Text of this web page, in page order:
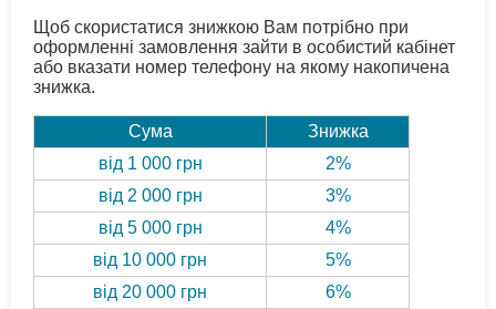
Щоб скористатися знижкою Вам потрібно при
оформленні замовлення зайти в особистий кабінет
або вказати номер телефону на якому накопичена
знижка.
Сума
Знижка
від 1 000 грн
2%
від 2 000 грн
3%
від 5 000 грн
4%
від 10 000 грн
5%
від 20 000 грн
6%